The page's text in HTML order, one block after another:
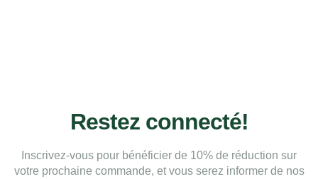
Restez connecté!
Inscrivez-vous pour bénéficier de 10% de réduction sur
votre prochaine commande, et vous serez informer de nos